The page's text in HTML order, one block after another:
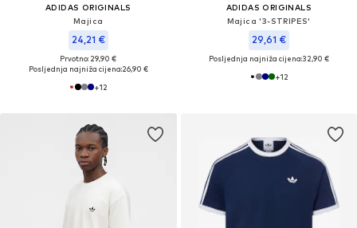
ADIDAS ORIGINALS
Majica
24,21 €
Prvotno: 29,90 €
Posljednja najniža cijena:26,90 €
+12
ADIDAS ORIGINALS
Majica '3-STRIPES'
29,61 €
Posljednja najniža cijena:32,90 €
+12